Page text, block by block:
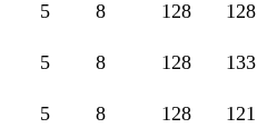
5 8 128
128
5 8 128
133
5 8 128
121